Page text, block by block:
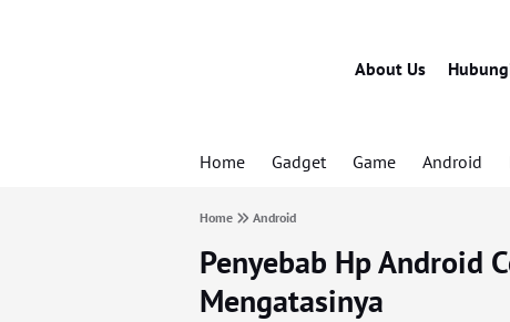
About Us
Home Gadget Game Android
Home Android
Penyebab Hp Android
Mengatasinya